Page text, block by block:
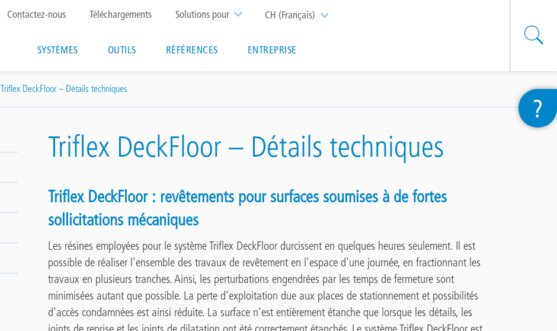
CH (Français) List additional actions
Solutions pour
Top
menu
Contactez-nous Téléchargements
Main
navigation
SYSTÈMES OUTILS RÉFÉRENCES ENTREPRISE
Triflex DeckFloor – Détails techniques
Triflex DeckFloor – Détails techniques
Triflex DeckFloor : revêtements pour surfaces soumises à de fortes
sollicitations mécaniques
Les résines employées pour le système Triflex DeckFloor durcissent en quelques heures seulement. Il est
possible de réaliser l'ensemble des travaux de revêtement en l'espace d'une journée, en fractionnant les
travaux en plusieurs tranches. Ainsi, les perturbations engendrées par les temps de fermeture sont
minimisées autant que possible. La perte d'exploitation due aux places de stationnement et possibilités
d'accès condamnées est ainsi réduite. La surface n'est entièrement étanche que lorsque les détails, les
?